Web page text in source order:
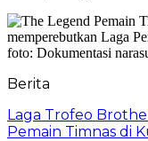
Berita
Laga Trofeo
Pemain Timnas di